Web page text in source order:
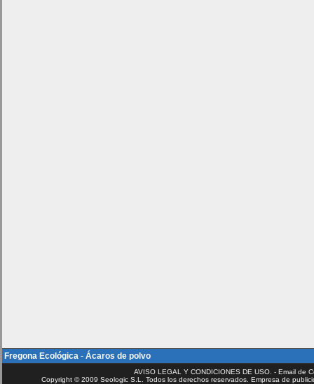
Fregona Ecológica - Ácaros de polvo
AVISO LEGAL Y CONDICIONES DE USO. - Email de
Copyright © 2009 Seologic S.L. Todos los derechos reservados. Empresa de